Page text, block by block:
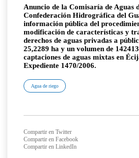
Anuncio de la Comisaría de Aguas
Confederación Hidrográfica del
información pública del
modificación de características y
derechos de aguas privadas a
25,2289 ha y un volumen de
captaciones de aguas mixtas en
Expediente 1470/2006.
Agua de riego
Compartir en Twitter
Compartir en Facebook
Compartir en LinkedIn